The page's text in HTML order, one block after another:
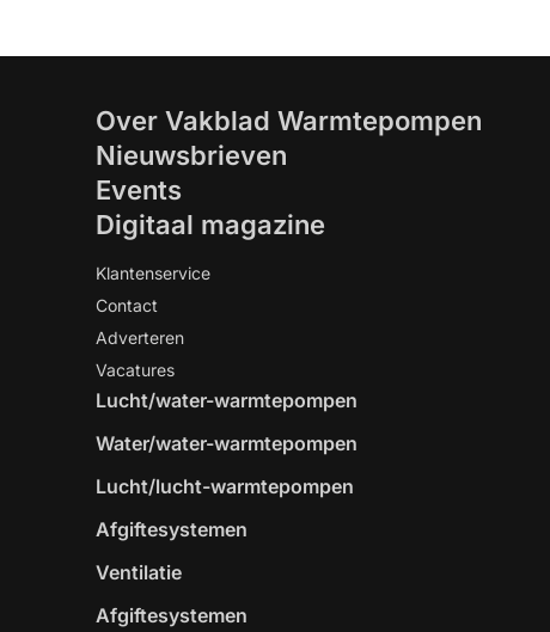
Over Vakblad Warmtepompen
Nieuwsbrieven
Events
Digitaal magazine
Klantenservice
Contact
Adverteren
Vacatures
Lucht/water-warmtepompen
Water/water-warmtepompen
Lucht/lucht-warmtepompen
Afgiftesystemen
Ventilatie
Afgiftesystemen